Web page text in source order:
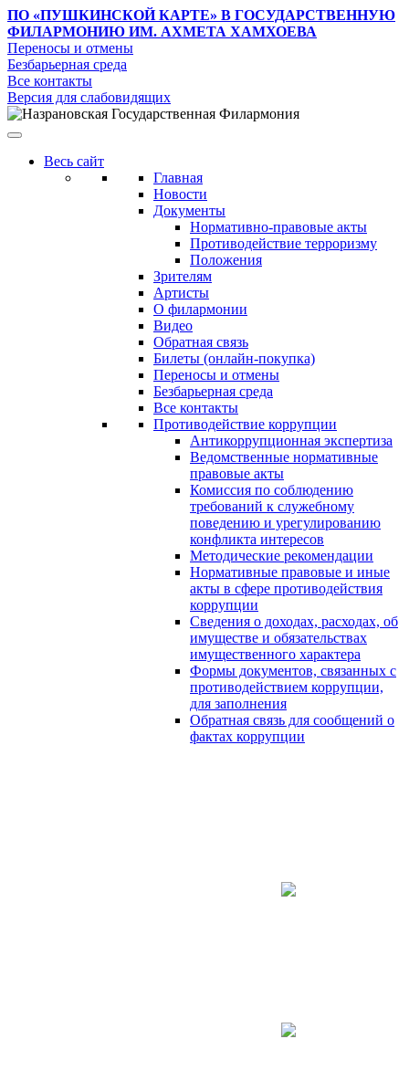
ПО «ПУШКИНСКОЙ КАРТЕ» В ГОСУДАРСТВЕННУЮ
ФИЛАРМОНИЮ ИМ. АХМЕТА ХАМХОЕВА
Переносы и отмены
Безбарьерная среда
Все контакты
Версия для слабовидящих
Весь сайт
Главная
Новости
Документы
Нормативно-правовые акты
Противодействие терроризму
Положения
Зрителям
Артисты
О филармонии
Видео
Обратная связь
Билеты (онлайн-покупка)
Переносы и отмены
Безбарьерная среда
Все контакты
Противодействие коррупции
Антикоррупционная экспертиза
Ведомственные нормативные
правовые акты
Комиссия по соблюдению
требований к служебному
поведению и урегулированию
конфликта интересов
Методические рекомендации
Нормативные правовые и иные
акты в сфере противодействия
коррупции
Сведения о доходах, расходах, об
имуществе и обязательствах
имущественного характера
Формы документов, связанных с
противодействием коррупции,
для заполнения
Обратная связь для сообщений о
фактах коррупции